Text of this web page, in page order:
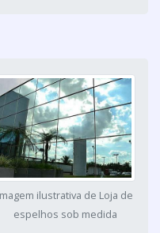
ilustrativa de Loja de
espelhos sob medida